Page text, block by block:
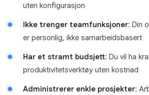
uten konfigurasjon
Ikke trenger teamfunksjoner: Din
er personlig, ikke samarbeidsbasert
Har et stramt budsjett: Du vil ha
produktivitetsverktøy uten kostnad
Administrerer enkle prosjekter: